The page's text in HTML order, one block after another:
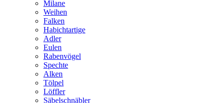
Milane
Weihen
Falken
Habichtartige
Adler
Eulen
Rabenvögel
Spechte
Alken
Tölpel
Löffler
Säbelschnäbler